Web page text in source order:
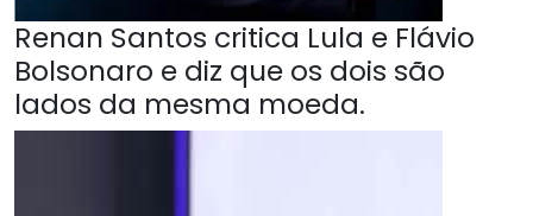
Renan Santos critica Lula e Flávio
Bolsonaro e diz que os dois são
lados da mesma moeda.